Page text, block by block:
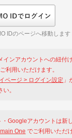
IDのページへ移動します
インアカウントへの紐付
利用いただけます。
ページ > ログイン設定 」
。
Googleアカウントは新
One でご利用いただ